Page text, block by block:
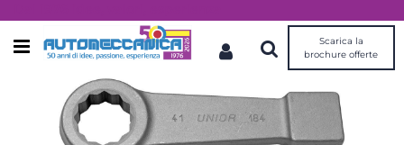
Open menu
Scarica la
brochure offerte